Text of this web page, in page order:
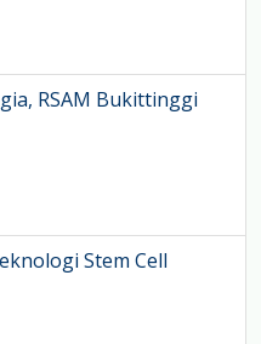
RSAM Bukittinggi
Stem Cell